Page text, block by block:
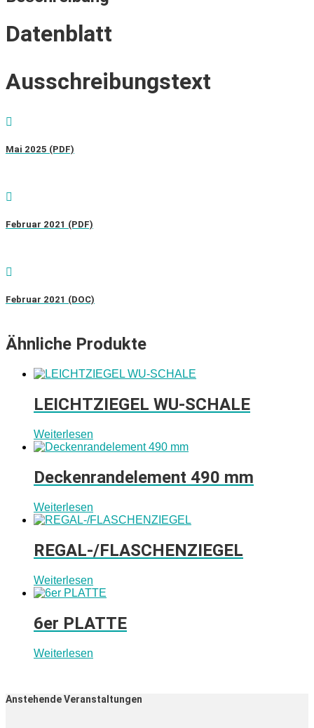
Datenblatt
Ausschreibungstext
Mai 2025 (PDF)
Februar 2021 (PDF)
Februar 2021 (DOC)
Ähnliche Produkte
LEICHTZIEGEL WU-SCHALE
Weiterlesen
Deckenrandelement 490 mm
Weiterlesen
REGAL-/FLASCHENZIEGEL
Weiterlesen
6er PLATTE
Weiterlesen
Anstehende Veranstaltungen